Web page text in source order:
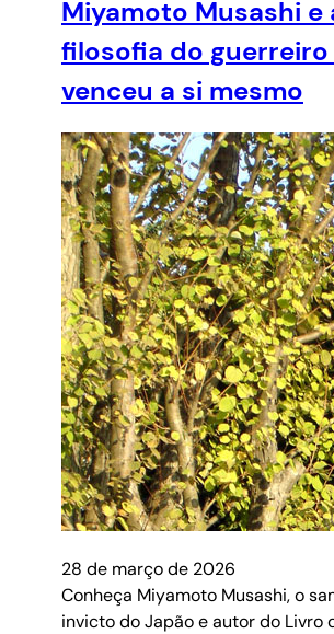
Miyamoto Musashi e
filosofia do
venceu a si mesmo
28 de março de 2026
Conheça Miyamoto Musashi, o
invicto do Japão e autor do Livro